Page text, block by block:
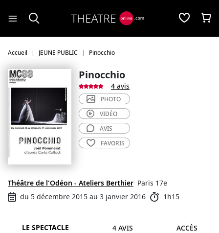
Accueil JEUNE PUBLIC Pinocchio
Pinocchio
4 avis
Théâtre de l'Odéon - Ateliers Berthier Paris 17e
du 5 décembre 2015 au 3 janvier 2016
1h15
PHOTO
VIDÉO
AVIS
FAVORIS
LE SPECTACLE 4 AVIS ACCÈS